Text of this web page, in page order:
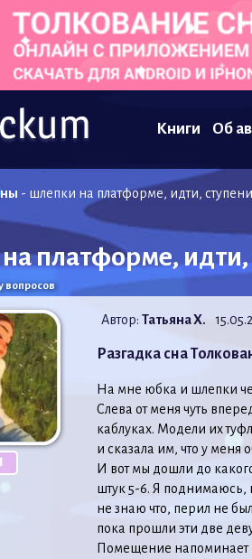
Книги Об
- шлепки на платформе, идти,
платформе, идти,
вопросов
Автор: Татьяна Х.
Разгадка сна
На мне юбка и шлепки
Слева от меня чуть
каблуках. Модели их
и сказала им, что у меня
И вот мы дошли до
штук 5-6. Я поднимаюсь,
не знаю что, перил не
пока прошли эти две
Помещение напоминает